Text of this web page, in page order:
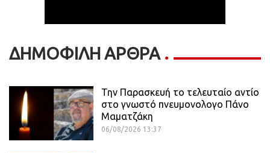
ΔΗΜΟΦΙΛΗ ΑΡΘΡΑ
Την Παρασκευή το τελευταίο αντίο
στο γνωστό πνευμονολογο Πάνο
Μαματζάκη
06/08/2026 13:37